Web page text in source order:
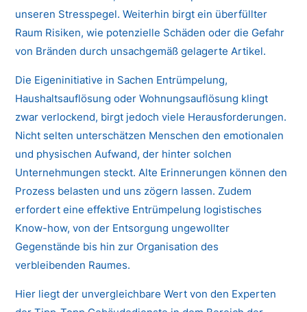
unseren Stresspegel. Weiterhin birgt ein überfüllter
Raum Risiken, wie potenzielle Schäden oder die Gefahr
von Bränden durch unsachgemäß gelagerte Artikel.
Die Eigeninitiative in Sachen Entrümpelung,
Haushaltsauflösung oder Wohnungsauflösung klingt
zwar verlockend, birgt jedoch viele Herausforderungen.
Nicht selten unterschätzen Menschen den emotionalen
und physischen Aufwand, der hinter solchen
Unternehmungen steckt. Alte Erinnerungen können den
Prozess belasten und uns zögern lassen. Zudem
erfordert eine effektive Entrümpelung logistisches
Know-how, von der Entsorgung ungewollter
Gegenstände bis hin zur Organisation des
verbleibenden Raumes.
Hier liegt der unvergleichbare Wert von den Experten